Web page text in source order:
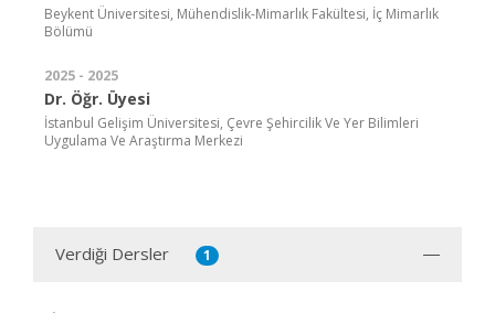
Beykent Üniversitesi, Mühendislik-Mimarlık Fakültesi, İç Mimarlık
Bölümü
2025 - 2025
Dr. Öğr. Üyesi
İstanbul Gelişim Üniversitesi, Çevre Şehircilik Ve Yer Bilimleri
Uygulama Ve Araştırma Merkezi
Verdiği Dersler 1